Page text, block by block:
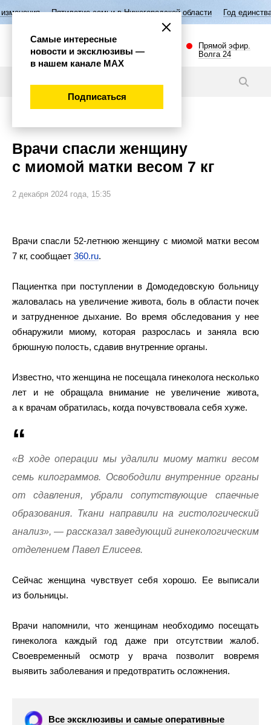
Пятилетие семьи в Нижегородской области Год единства народов
Прямой эфир.
Волга 24
Врачи спасли женщину
с миомой матки весом 7 кг
2 декабря 2024 года, 15:35
Врачи спасли 52-летнюю женщину с миомой матки весом
7 кг, сообщает 360.ru.
Пациентка при поступлении в Домодедовскую больницу
жаловалась на увеличение живота, боль в области почек
и затрудненное дыхание. Во время обследования у нее
обнаружили миому, которая разрослась и заняла всю
брюшную полость, сдавив внутренние органы.
Известно, что женщина не посещала гинеколога несколько
лет и не обращала внимание не увеличение живота,
а к врачам обратилась, когда почувствовала себя хуже.
«В ходе операции мы удалили миому матки весом
семь килограммов. Освободили внутренние органы
от сдавления, убрали сопутствующие спаечные
образования. Ткани направили на гистологический
анализ», — рассказал заведующий гинекологическим
отделением Павел Елисеев.
Сейчас женщина чувствует себя хорошо. Ее выписали
из больницы.
Врачи напомнили, что женщинам необходимо посещать
гинеколога каждый год даже при отсутствии жалоб.
Своевременный осмотр у врача позволит вовремя
выявить заболевания и предотвратить осложнения.
Все эксклюзивы и самые оперативные
Самые интересные
новости и эксклюзивы —
в нашем канале МАХ
Подписаться